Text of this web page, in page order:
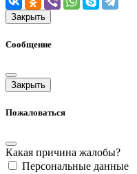
Закрыть
Сообщение
Закрыть
Пожаловаться
Какая причина жалобы?
Персональные данные